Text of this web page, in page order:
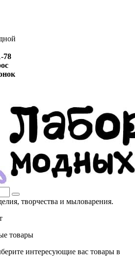
78
творчества и мыловарения.
товары
интересующие вас товары в